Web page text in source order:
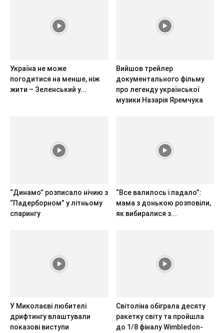
Україна не може
погодитися на менше, ніж
жити – Зеленський у...
Вийшов трейлер
документального фільму
про легенду української
музики Назарія Яремчука
“Динамо” розписало нічию з
“Падерборном” у літньому
спарингу
“Все валилось і падало”:
мама з донькою розповіли,
як вибиралися з...
У Миколаєві любителі
дрифтингу влаштували
показові виступи
Світоліна обіграла десяту
ракетку світу та пройшла
до 1/8 фіналу Wimbledon-